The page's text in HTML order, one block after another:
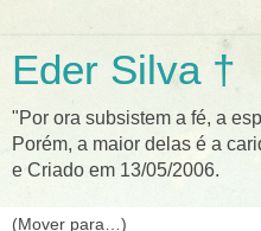
Eder Silva †
"Por ora subsistem a fé, a
Porém, a maior delas é a
e Criado em 13/05/2006.